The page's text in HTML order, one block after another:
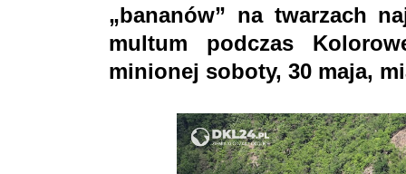
„bananów” na twarzach
multum podczas
minionej soboty, 30 maja,